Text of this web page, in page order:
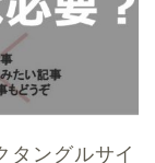
タングルサイ